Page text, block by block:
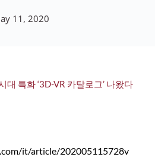
11, 2020
대 특화 ‘3D-VR 카탈로그’ 나왔다
it/article/202005115728v